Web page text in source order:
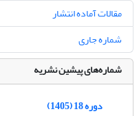
مقالات آماده انتشار
شماره جاری
شماره‌های پیشین نشریه
دوره 18 (1405)